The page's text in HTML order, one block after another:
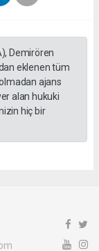
Demirören
eklenen tüm
ajans
alan hukuki
hiç bir